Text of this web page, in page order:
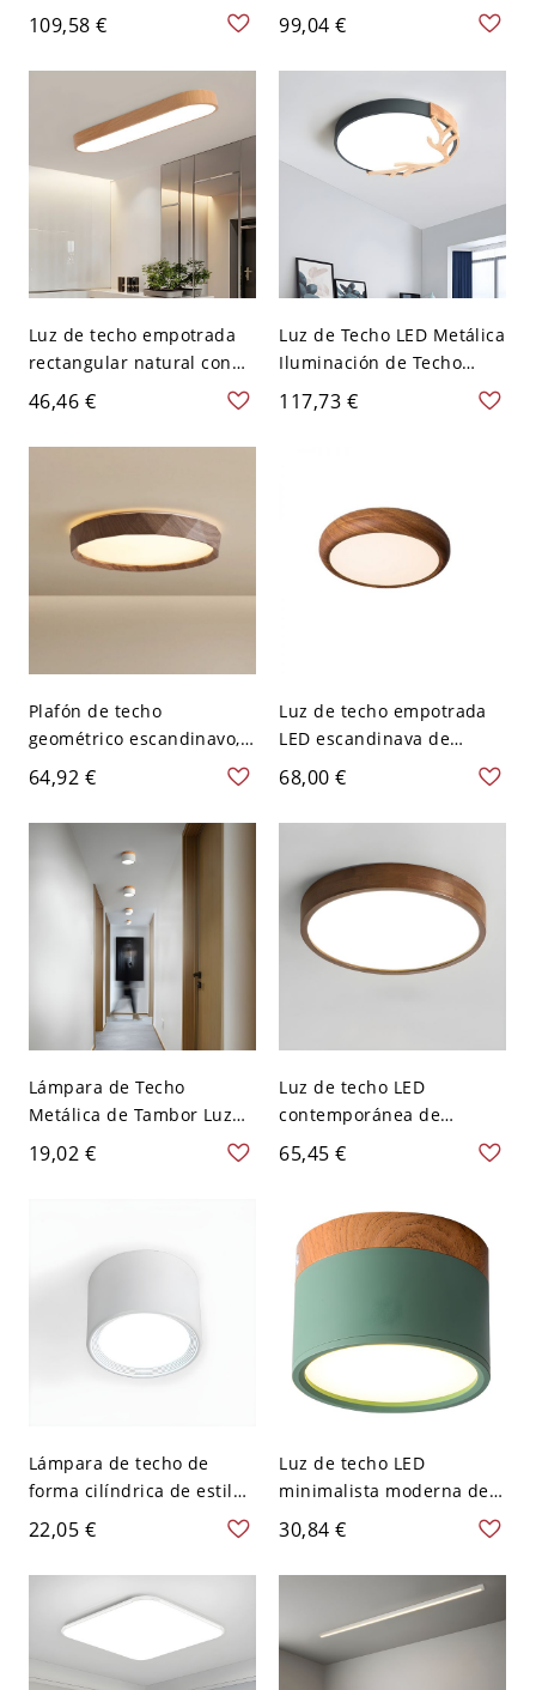
diseño floral, 1 luz - 110 A
120 V 16.54‘’（42cm）
109,58 €
Techo Simple de Redondo
para Cuarto - Blanco 110
A 120 V 22,86 cm Blanco
99,04 €
Luz de techo empotrada
rectangular natural con
bombillas LED - 110 A 120
V 35,56 cm Luz cálida
46,46 €
Luz de Techo LED Metálica
Iluminación de Techo
Redonda Infantil con
Diseño de Cuerna para
117,73 €
Plafón de techo
geométrico escandinavo,
luminaria metálica
imitación madera con
pantalla acrílica - 110 A
120 V 30,48 cm Nogal
oscuro
64,92 €
Luz de techo empotrada
LED escandinava de
mediados de siglo,
acabado en nogal,
redonda de perfil bajo -
Blanco
68,00 €
Lámpara de Techo
Metálica de Tambor Luz
de Techo LED Nórdica
para Cuarto - Blanco 110
19,02 €
Luz de techo LED
contemporánea de
montaje empotrado en
madera con pantalla
120 V 22,86 cm Círculo
65,45 €
Lámpara de techo de
forma cilíndrica de estilo
moderno, metal, 1 luz,
iluminación de techo para
restaurante - Blanco 110
A 120 V 8,89 cm Blanco
22,05 €
Luz de techo LED
minimalista moderna de
aluminio lacado con
pantalla acrílica - Verde
110 A 120 V Blanco
30,84 €